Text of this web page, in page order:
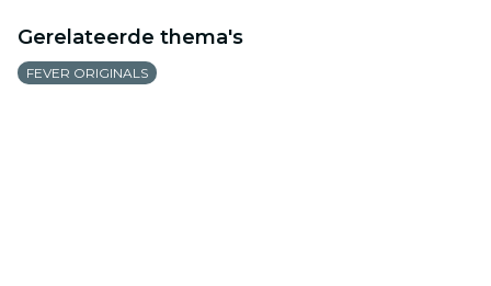
Gerelateerde thema's
FEVER ORIGINALS